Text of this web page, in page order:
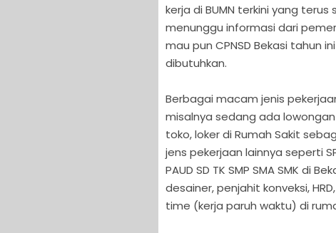
kerja di BUMN terkini yang
menunggu informasi dari
mau pun CPNSD Bekasi tahun
dibutuhkan.
Berbagai macam jenis
misalnya sedang ada
toko, loker di Rumah Sakit
jens pekerjaan lainnya seperti
PAUD SD TK SMP SMA SMK di
desainer, penjahit konveksi,
time (kerja paruh waktu) di